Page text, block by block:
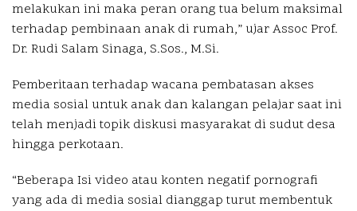
melakukan ini maka peran orang tua belum maksimal
terhadap pembinaan anak di rumah,” ujar Assoc Prof.
Dr. Rudi Salam Sinaga, S.Sos., M.Si.
Pemberitaan terhadap wacana pembatasan akses
media sosial untuk anak dan kalangan pelajar saat ini
telah menjadi topik diskusi masyarakat di sudut desa
hingga perkotaan.
“Beberapa Isi video atau konten negatif pornografi
yang ada di media sosial dianggap turut membentuk